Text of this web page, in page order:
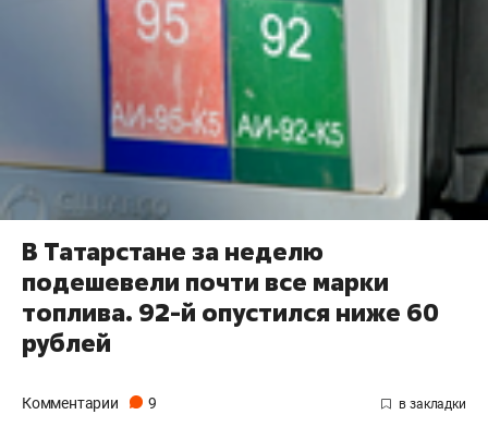
В Татарстане за неделю
подешевели почти все марки
топлива. 92-й опустился ниже 60
рублей
Комментарии 9